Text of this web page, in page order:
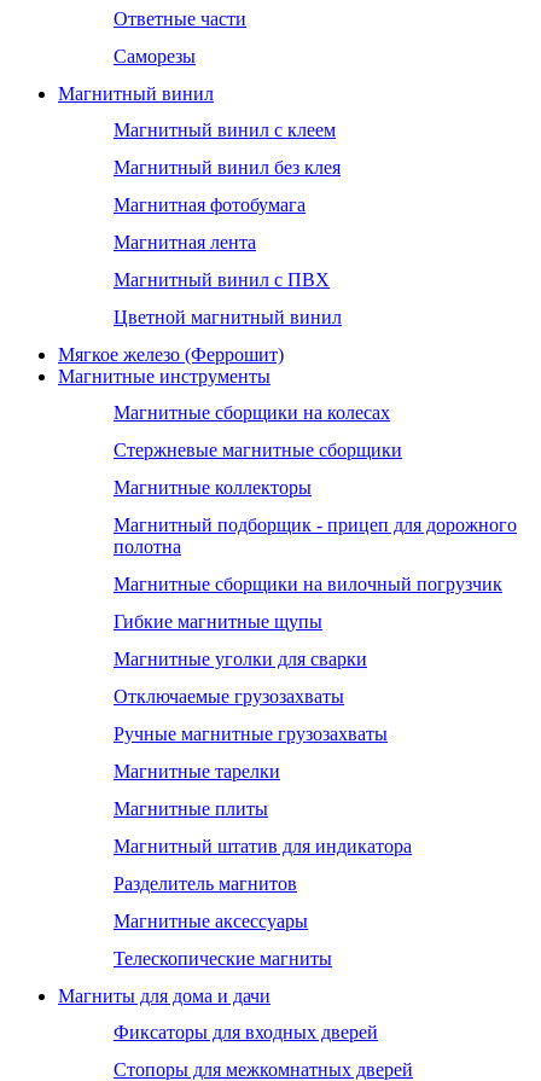
Ответные части
Саморезы
Магнитный винил
Магнитный винил с клеем
Магнитный винил без клея
Магнитная фотобумага
Магнитная лента
Магнитный винил с ПВХ
Цветной магнитный винил
Мягкое железо (Феррошит)
Магнитные инструменты
Магнитные сборщики на колесах
Стержневые магнитные сборщики
Магнитные коллекторы
Магнитный подборщик - прицеп для дорожного
полотна
Магнитные сборщики на вилочный погрузчик
Гибкие магнитные щупы
Магнитные уголки для сварки
Отключаемые грузозахваты
Ручные магнитные грузозахваты
Магнитные тарелки
Магнитные плиты
Магнитный штатив для индикатора
Разделитель магнитов
Магнитные аксессуары
Телескопические магниты
Магниты для дома и дачи
Фиксаторы для входных дверей
Стопоры для межкомнатных дверей